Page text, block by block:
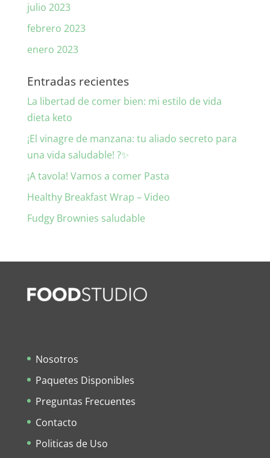
julio 2023
febrero 2023
enero 2023
Entradas recientes
La libertad de comer bien: mi estilo de vida
dieta keto
¡El vinagre de manzana: tu aliado secreto para
una vida saludable! ?✨
¡A tavola! Vamos a comer Pasta
Healthy Breakfast Wrap – Video
Fudgy Brownies saludable
Nosotros
Paquetes Disponibles
Preguntas Frecuentes
Contacto
Politicas de Uso